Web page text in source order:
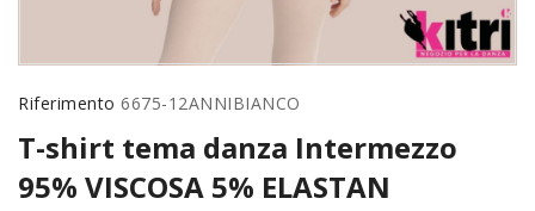
Riferimento 6675-12ANNIBIANCO
T-shirt tema danza Intermezzo
95% VISCOSA 5% ELASTAN